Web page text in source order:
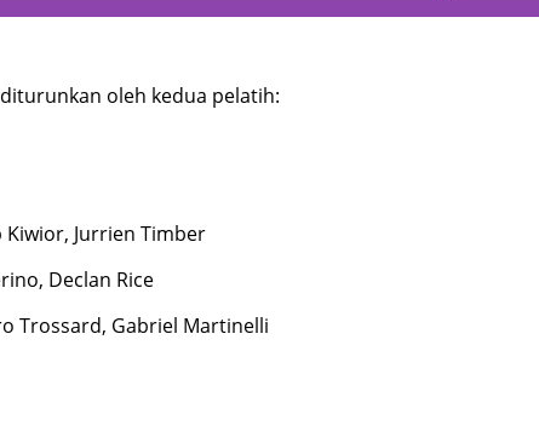
oleh kedua pelatih:
Kiwior, Jurrien Timber
Declan Rice
Trossard, Gabriel Martinelli